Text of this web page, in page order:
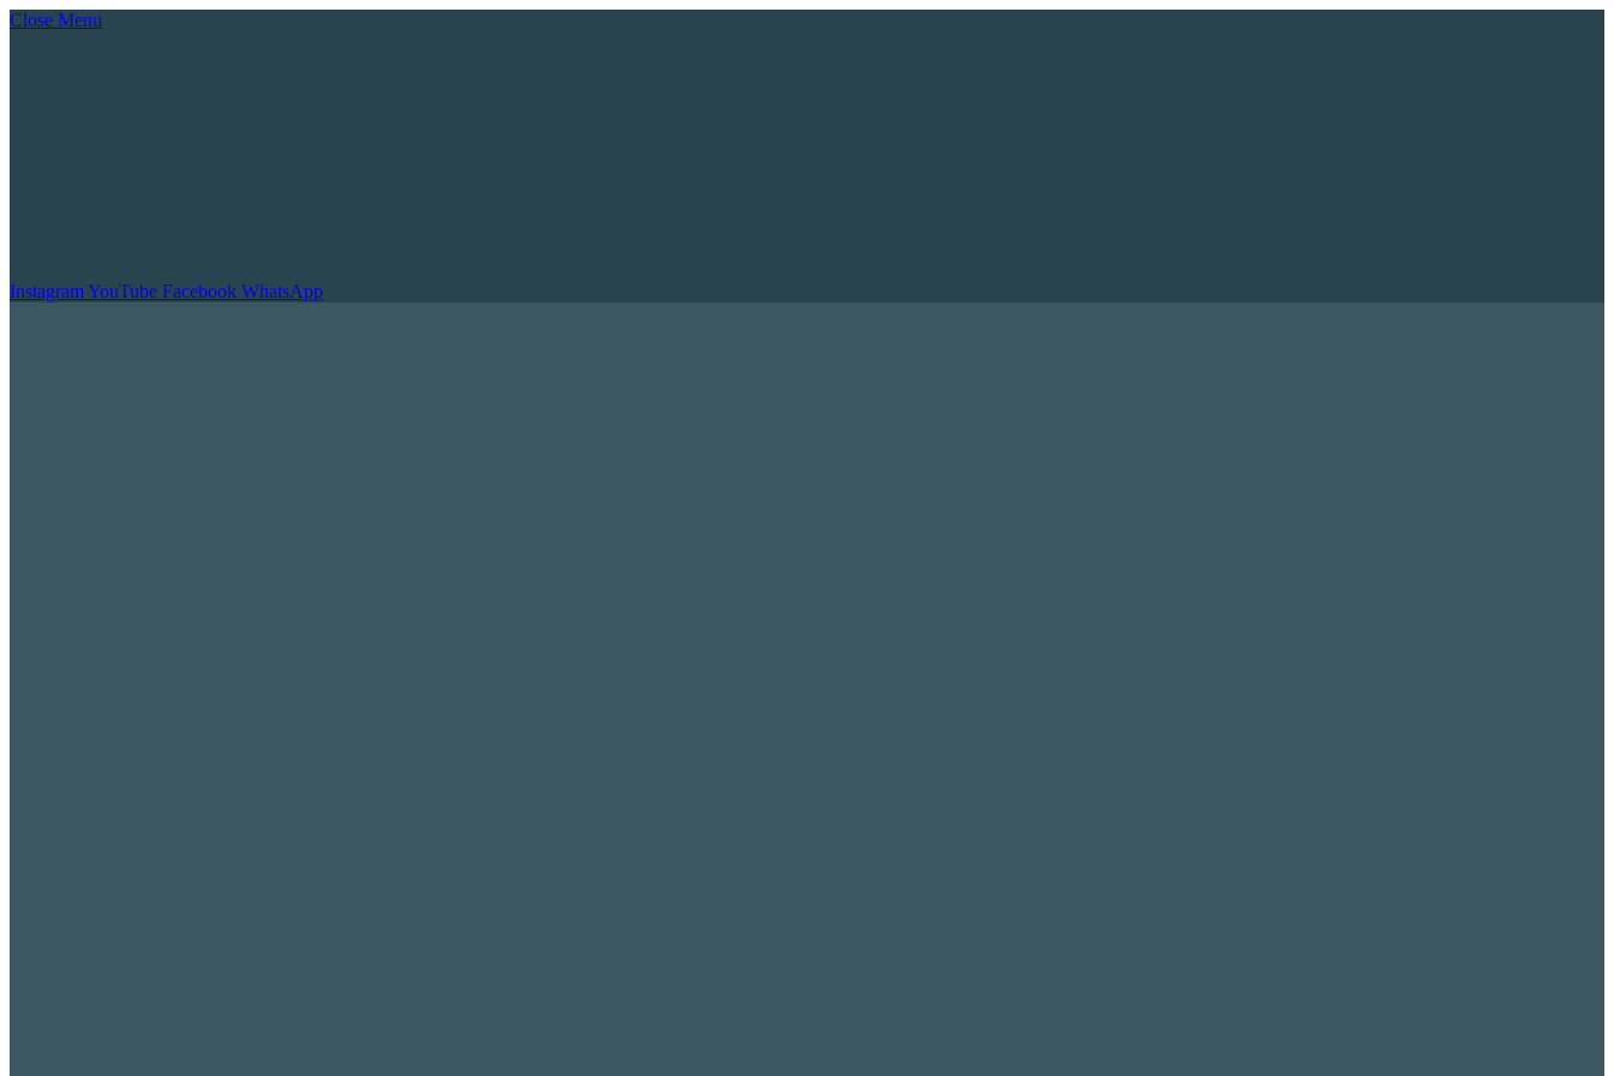
Close Menu
InstagramYouTube Facebook WhatsApp